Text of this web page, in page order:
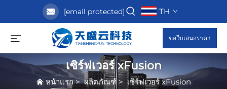
[email protected] TH
ขอใบเสนอราคา
เซิร์ฟเวอร์ xFusion
หน้าแรก>ผลิตภัณฑ์ >เซิร์ฟเวอร์ xFusion